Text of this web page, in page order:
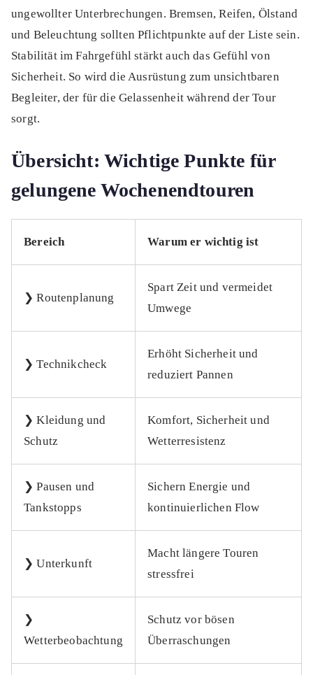
ungewollter Unterbrechungen. Bremsen, Reifen, Ölstand
und Beleuchtung sollten Pflichtpunkte auf der Liste sein.
Stabilität im Fahrgefühl stärkt auch das Gefühl von
Sicherheit. So wird die Ausrüstung zum unsichtbaren
Begleiter, der für die Gelassenheit während der Tour
sorgt.
Übersicht: Wichtige Punkte für
gelungene Wochenendtouren
Bereich Warum er wichtig ist
❯ Routenplanung
Spart Zeit und vermeidet
Umwege
❯ Technikcheck
Erhöht Sicherheit und
reduziert Pannen
❯ Kleidung und
Schutz
Komfort, Sicherheit und
Wetterresistenz
❯ Pausen und
Tankstopps
Sichern Energie und
kontinuierlichen Flow
❯ Unterkunft
Macht längere Touren
stressfrei
❯
Wetterbeobachtung
Schutz vor bösen
Überraschungen